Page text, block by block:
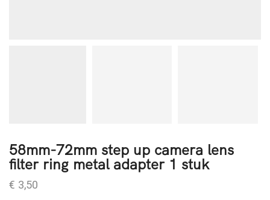
58mm-72mm step up camera lens
filter ring metal adapter 1 stuk
€ 3,50